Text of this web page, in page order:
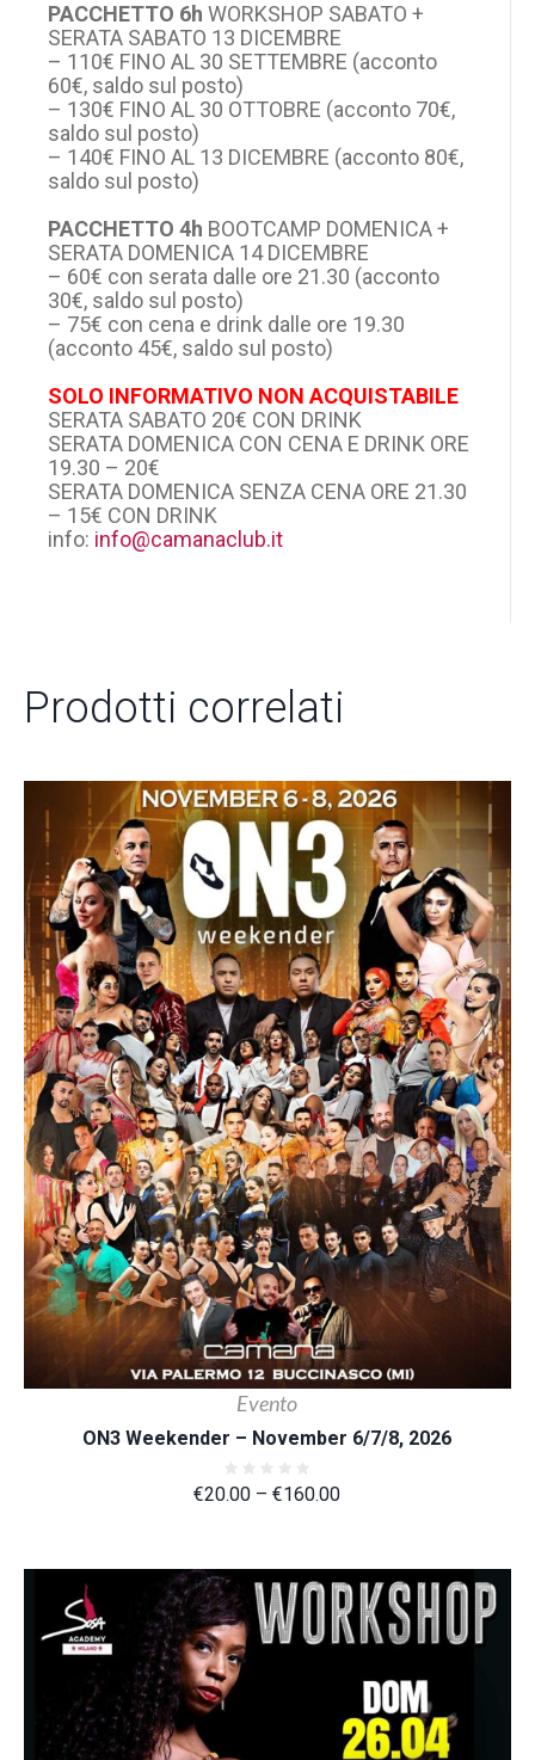
PACCHETTO 6h WORKSHOP SABATO +
SERATA SABATO 13 DICEMBRE
– 110€ FINO AL 30 SETTEMBRE (acconto
60€, saldo sul posto)
– 130€ FINO AL 30 OTTOBRE (acconto 70€,
saldo sul posto)
– 140€ FINO AL 13 DICEMBRE (acconto 80€,
saldo sul posto)
PACCHETTO 4h BOOTCAMP DOMENICA +
SERATA DOMENICA 14 DICEMBRE
– 60€ con serata dalle ore 21.30 (acconto
30€, saldo sul posto)
– 75€ con cena e drink dalle ore 19.30
(acconto 45€, saldo sul posto)
SOLO INFORMATIVO NON ACQUISTABILE
SERATA SABATO 20€ CON DRINK
SERATA DOMENICA CON CENA E DRINK ORE
19.30 – 20€
SERATA DOMENICA SENZA CENA ORE 21.30
– 15€ CON DRINK
info: info@camanaclub.it
Prodotti correlati
Evento
ON3 Weekender – November 6/7/8, 2026
€20.00 –€160.00